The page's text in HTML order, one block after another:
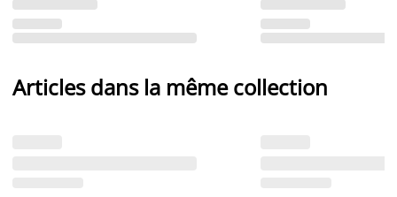
Articles dans la même collection